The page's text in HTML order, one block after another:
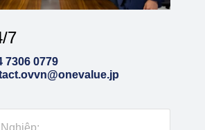
7
7306 0779